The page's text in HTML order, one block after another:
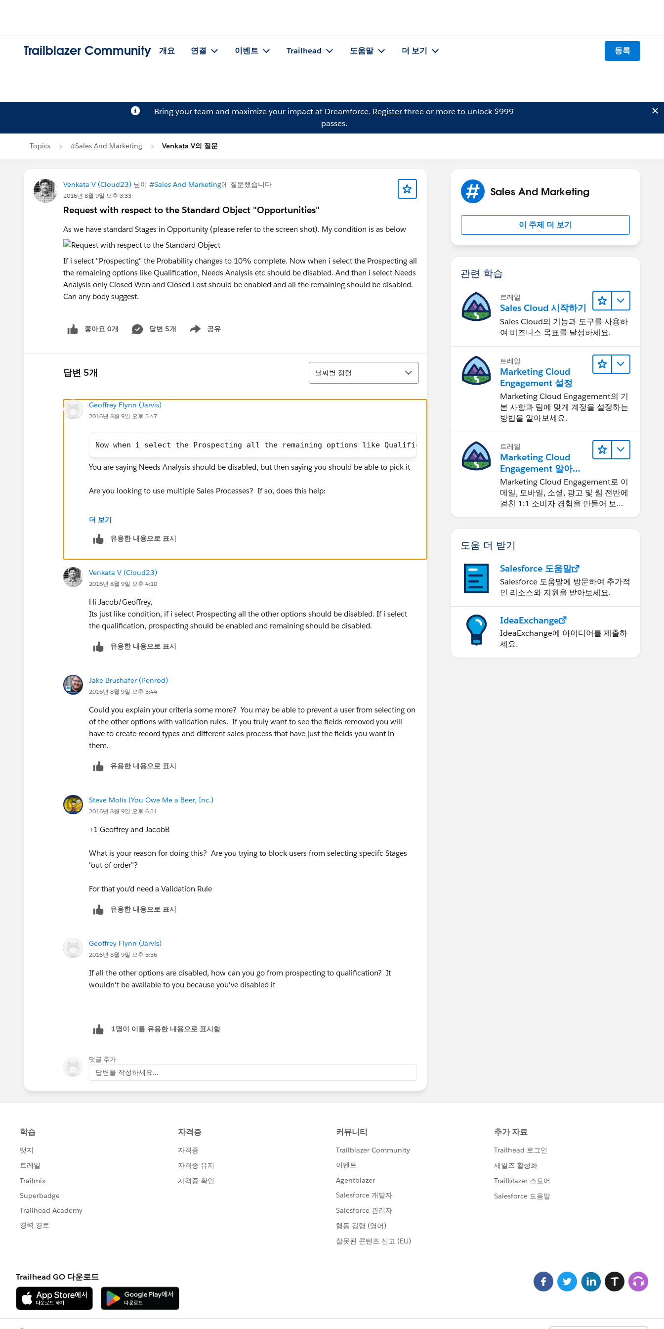
Trailblazer Community 개요 연결 이벤트 Trailhead 도움말 더 보기 등록
Bring your team and maximize your impact at Dreamforce. Registerthree or more to unlock $999
passes.
Topics #Sales And Marketing Venkata V의 질문
Venkata V (Cloud23) 님이 #Sales And Marketing에 질문했습니다
2016년 8월 9일 오후 3:33
Request with respect to the Standard Object "Opportunities"
As we have standard Stages in Opportunity (please refer to the screen shot). My condition is as below
If i select "Prospecting" the Probability changes to 10% complete. Now when i select the Prospecting all
the remaining options like Qualification, Needs Analysis etc should be disabled. And then i select Needs
Analysis only Closed Won and Closed Lost should be enabled and all the remaining should be disabled.
Can any body suggest.
좋아요 0개 답변 5개 공유
Show menu
답변 5개
정렬
날짜별 정렬
Geoffrey Flynn (Jarvis)
2016년 8월 9일 오후 3:47
Now when i select the Prospecting all the remaining options like Qualification, Needs Analysis etc should be disabled. And
You are saying Needs Analysis should be disabled, but then saying you should be able to pick it
Are you looking to use multiple Sales Processes? If so, does this help:
https://developer.salesforce.com/trailhead/en/admin_intro_opptys_leads/admin_intro_opptys_
leads_opportunities
더 보기
유용한 내용으로 표시
Venkata V (Cloud23)
2016년 8월 9일 오후 4:10
Hi Jacob/Geoffrey,
Its just like condition, if i select Prospecting all the other options should be disabled. If i select
the qualification, prospecting should be enabled and remaining should be disabled.
유용한 내용으로 표시
Jake Brushafer (Penrod)
2016년 8월 9일 오후 3:44
Could you explain your criteria some more? You may be able to prevent a user from selecting on
of the other options with validation rules. If you truly want to see the fields removed you will
have to create record types and different sales process that have just the fields you want in
them.
유용한 내용으로 표시
Steve Molis (You Owe Me a Beer, Inc.)
2016년 8월 9일 오후 6:31
+1 Geoffrey and JacobB
What is your reason for doing this? Are you trying to block users from selecting specifc Stages
"out of order"?
For that you'd need a Validation Rule
유용한 내용으로 표시
Geoffrey Flynn (Jarvis)
2016년 8월 9일 오후 5:36
If all the other options are disabled, how can you go from prospecting to qualification? It
wouldn't be available to you because you've disabled it
1명이 이를 유용한 내용으로 표시함
댓글 추가
답변을 작성하세요...
Sales And Marketing
이 주제 더 보기
관련 학습
트레일
Sales Cloud 시작하기
Sales Cloud의 기능과 도구를 사용하
여 비즈니스 목표를 달성하세요.
트레일
Marketing Cloud
Engagement 설정
Marketing Cloud Engagement의 기
본 사항과 팀에 맞게 계정을 설정하는
방법을 알아보세요.
트레일
Marketing Cloud
Engagement 알아보
기
Marketing Cloud Engagement로 이
메일, 모바일, 소셜, 광고 및 웹 전반에
걸친 1:1 소비자 경험을 만들어 보세
도움 더 받기
Salesforce 도움말
Salesforce 도움말에 방문하여 추가적
인 리소스와 지원을 받아보세요.
IdeaExchange
IdeaExchange에 아이디어를 제출하
세요.